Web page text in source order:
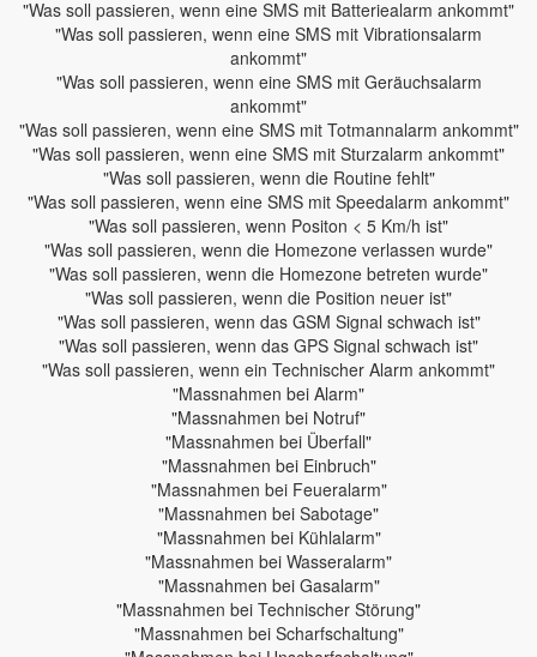
"Was soll passieren, wenn eine SMS mit Batteriealarm ankommt"
"Was soll passieren, wenn eine SMS mit Vibrationsalarm
ankommt"
"Was soll passieren, wenn eine SMS mit Geräuchsalarm
ankommt"
"Was soll passieren, wenn eine SMS mit Totmannalarm ankommt"
"Was soll passieren, wenn eine SMS mit Sturzalarm ankommt"
"Was soll passieren, wenn die Routine fehlt"
"Was soll passieren, wenn eine SMS mit Speedalarm ankommt"
"Was soll passieren, wenn Positon < 5 Km/h ist"
"Was soll passieren, wenn die Homezone verlassen wurde"
"Was soll passieren, wenn die Homezone betreten wurde"
"Was soll passieren, wenn die Position neuer ist"
"Was soll passieren, wenn das GSM Signal schwach ist"
"Was soll passieren, wenn das GPS Signal schwach ist"
"Was soll passieren, wenn ein Technischer Alarm ankommt"
"Massnahmen bei Alarm"
"Massnahmen bei Notruf"
"Massnahmen bei Überfall"
"Massnahmen bei Einbruch"
"Massnahmen bei Feueralarm"
"Massnahmen bei Sabotage"
"Massnahmen bei Kühlalarm"
"Massnahmen bei Wasseralarm"
"Massnahmen bei Gasalarm"
"Massnahmen bei Technischer Störung"
"Massnahmen bei Scharfschaltung"